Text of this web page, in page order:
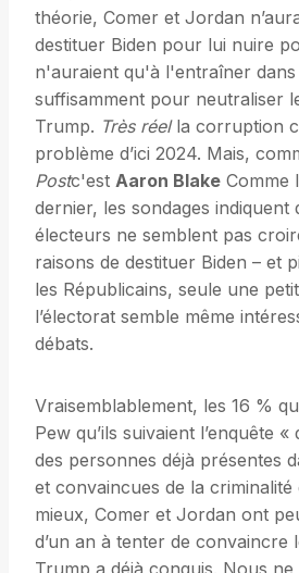
théorie, Comer et Jordan
destituer Biden pour lui nuire
n'auraient qu'à l'entraîner
suffisamment pour neutraliser
Trump. Très réella corruption
problème d’ici 2024. Mais,
Postc'est Aaron Blake Comme
dernier, les sondages indiquent
électeurs ne semblent pas
raisons de destituer Biden – et
les Républicains, seule une
l’électorat semble même
débats.
Vraisemblablement, les 16 %
Pew qu’ils suivaient l’enquête
des personnes déjà présentes
et convaincues de la criminalité
mieux, Comer et Jordan ont
d’un an à tenter de convaincre